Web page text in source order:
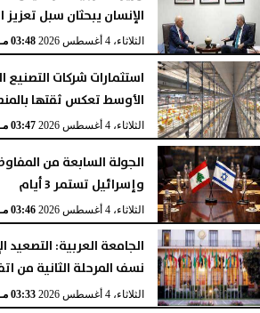
الإنسان يبحثان سبل تعزيز
الثلاثاء، 4 أغسطس 2026 03:48 مـ
استثمارات شركات
الأوسط تعكس ثقتها
الثلاثاء، 4 أغسطس 2026 03:47 مـ
الجولة السابعة من
وإسرائيل تستمر 3 أيام
الثلاثاء، 4 أغسطس 2026 03:46 مـ
الجامعة العربية:
نسف المرحلة الثانية من
الثلاثاء، 4 أغسطس 2026 03:33 مـ